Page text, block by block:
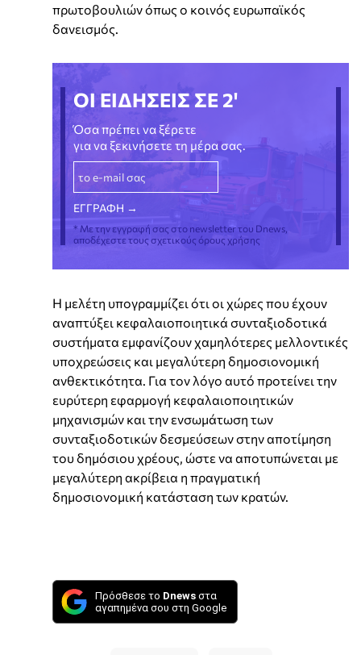
πρωτοβουλιών όπως ο κοινός ευρωπαϊκός
δανεισμός.
ΟΙ ΕΙΔΗΣΕΙΣ ΣΕ 2'
Όσα πρέπει να ξέρετε
για να ξεκινήσετε τη μέρα σας.
* Με την εγγραφή σας στο newsletter του Dnews,
αποδέχεστε τους σχετικούς όρους χρήσης
Η μελέτη υπογραμμίζει ότι οι χώρες που έχουν
αναπτύξει κεφαλαιοποιητικά συνταξιοδοτικά
συστήματα εμφανίζουν χαμηλότερες μελλοντικές
υποχρεώσεις και μεγαλύτερη δημοσιονομική
ανθεκτικότητα. Για τον λόγο αυτό προτείνει την
ευρύτερη εφαρμογή κεφαλαιοποιητικών
μηχανισμών και την ενσωμάτωση των
συνταξιοδοτικών δεσμεύσεων στην αποτίμηση
του δημόσιου χρέους, ώστε να αποτυπώνεται με
μεγαλύτερη ακρίβεια η πραγματική
δημοσιονομική κατάσταση των κρατών.
Πρόσθεσε το Dnews στα
αγαπημένα σου στη Google